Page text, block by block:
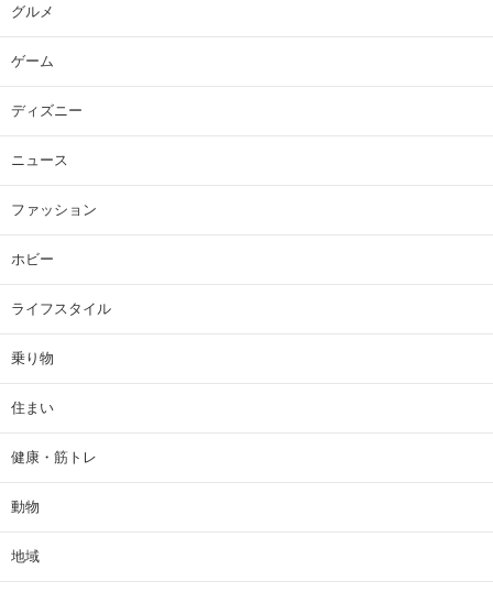
グルメ
ゲーム
ディズニー
ニュース
ファッション
ホビー
ライフスタイル
乗り物
住まい
健康・筋トレ
動物
地域